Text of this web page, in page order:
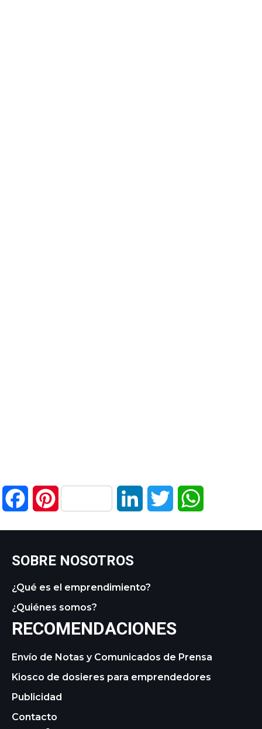
FacebookPinterest LinkedIn Twitter
SOBRE NOSOTROS
¿Qué es el emprendimiento?
¿Quiénes somos?
RECOMENDACIONES
Envío de Notas y Comunicados de Prensa
Kiosco de dosieres para emprendedores
Publicidad
Contacto